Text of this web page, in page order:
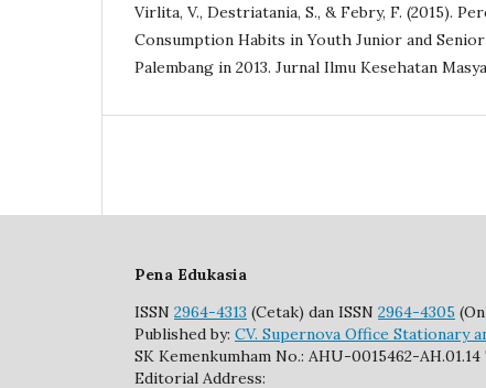
Virlita, V., Destriatania, S., & Febry, F. (2015).
Consumption Habits in Youth Junior and
Palembang in 2013. Jurnal Ilmu Kesehatan
Pena Edukasia
ISSN 2964-4313 (Cetak) dan ISSN 2964-4305
Published by: CV. Supernova Office Stationary
SK Kemenkumham No.: AHU-0015462-AH.01.14
Editorial Address: